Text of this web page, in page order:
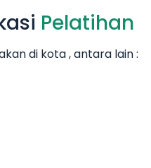
Pelatihan
di kota , antara lain :